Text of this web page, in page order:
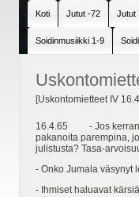
Koti Jutut -72 Jutut
Soidinmusiikki 1-9
[Uskontomietteet IV
16.4.65 - Jos kerran
pakanoita parempina,
julistusta? Tasa-
- Onko Jumala väsynyt
- Ihmiset haluavat